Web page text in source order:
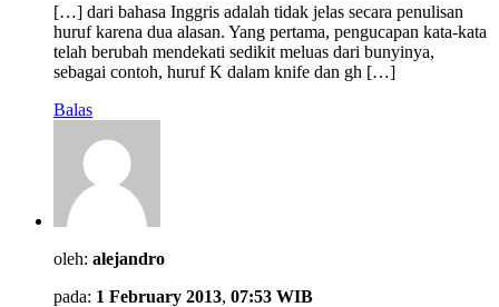
[…] dari bahasa Inggris adalah tidak jelas secara penulisan
huruf karena dua alasan. Yang pertama, pengucapan kata-kata
telah berubah mendekati sedikit meluas dari bunyinya,
sebagai contoh, huruf K dalam knife dan gh […]
Balas
oleh: alejandro
pada: 1 February 2013, 07:53 WIB